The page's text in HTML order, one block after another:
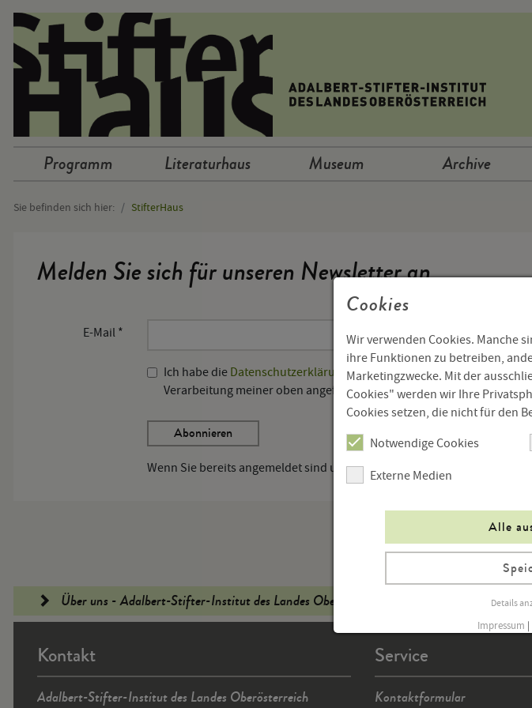
Sprunglinks
Hauptnavigation
Programm Literaturhaus Museum Archive
Sie befinden sich hier: StifterHaus
Melden Sie sich für unseren Newsletter an
E-Mail *
Ich habe die Datenschutzerklärunggelesen und erkläre mich mit der
Verarbeitung meiner oben angeführten Daten einverstanden.*
Wenn Sie bereits angemeldet sind und nun wünschen sich
Fußleiste Über uns - Adalbert-Stifter-Institut des Landes Oberösterreich
Kontakt
Adalbert-Stifter-Institut des Landes Oberösterreich
Service
Kontaktformular
Cookies
Wir verwenden Cookies. Manche
ihre Funktionen zu betreiben,
Marketingzwecke. Mit der
Cookies" werden wir Ihre
Cookies setzen, die nicht für den
Notwendige Cookies
Externe Medien
Alle
Details
Impressum |